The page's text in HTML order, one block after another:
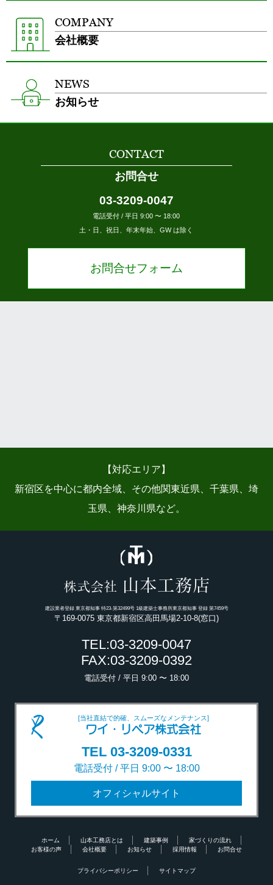
COMPANY
会社概要
NEWS
お知らせ
CONTACT
お問合せ
03-3209-0047
電話受付 / 平日 9:00 〜 18:00
土・日、祝日、年末年始、GW は除く
お問合せフォーム
【対応エリア】
新宿区を中心に都内全域、その他関東近県、千葉県、埼
玉県、神奈川県など。
株式会社 山本工務店
建設業者登録 東京都知事 特23-第32499号 1級建築士事務所東京都知事 登録 第7459号
〒169-0075 東京都新宿区高田馬場2-10-8(窓口)
TEL:03-3209-0047
FAX:03-3209-0392
電話受付 / 平日 9:00 〜 18:00
[当社直結で的確、スムーズなメンテナンス]
ワイ・リペア株式会社
TEL 03-3209-0331
電話受付 / 平日 9:00 〜 18:00
オフィシャルサイト
ホーム 山本工務店とは 建築事例
家づくりの流れ
お客様の声
会社概要 お知らせ 採用情報 お問合せ
プライバシーポリシー サイトマップ